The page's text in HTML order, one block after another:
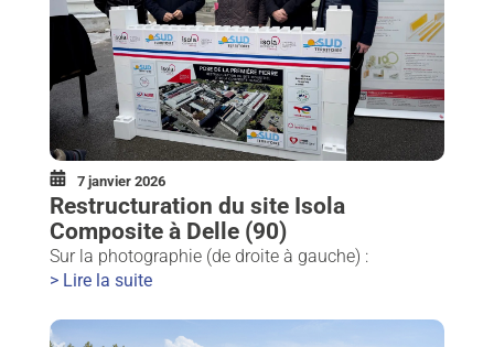
7 janvier 2026
Restructuration du site Isola
Composite à Delle (90)
Sur la photographie (de droite à gauche) :
> Lire la suite